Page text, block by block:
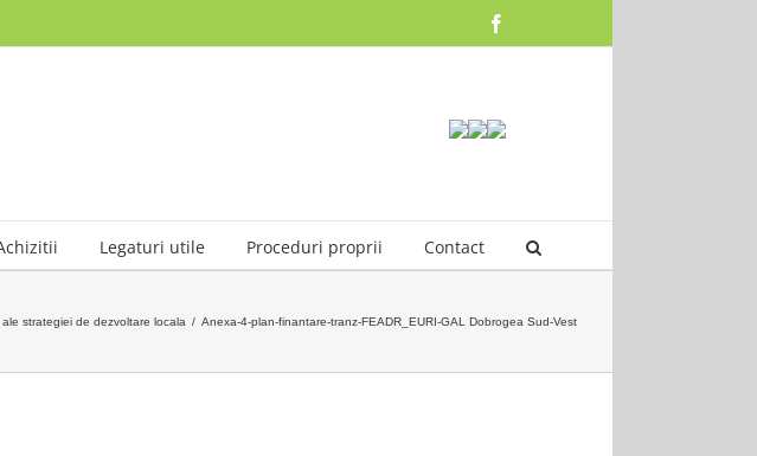
detalii - [anunt adaugat pe 07.11.2024]
Legaturi utile Proceduri proprii Contact
ale strategiei de dezvoltare locala / Anexa-4-plan-finantare-tranz-FEADR_EURI-GAL Dobrogea Sud-Vest